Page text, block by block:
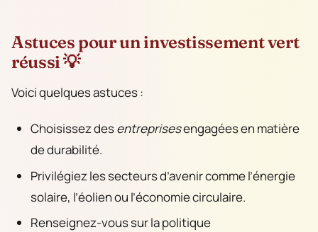
Astuces pour un investissement vert
réussi 💡
Voici quelques astuces :
Choisissez desentreprisesengagées en matière
de durabilité.
Privilégiez les secteurs d’avenir comme l’énergie
solaire, l’éolien ou l’économie circulaire.
Renseignez-vous sur la politique